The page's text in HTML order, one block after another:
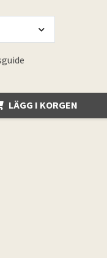
LÄGG I KORGEN